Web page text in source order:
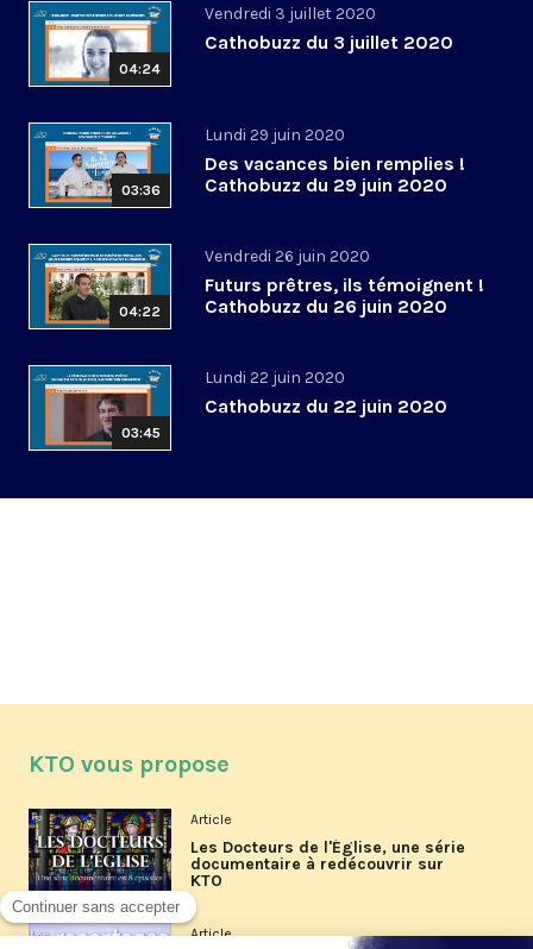
04:24
Vendredi 3 juillet 2020
Cathobuzz du 3 juillet 2020
03:36
Lundi 29 juin 2020
Des vacances bien remplies !
Cathobuzz du 29 juin 2020
04:22
Vendredi 26 juin 2020
Futurs prêtres, ils témoignent !
Cathobuzz du 26 juin 2020
03:45
Lundi 22 juin 2020
Cathobuzz du 22 juin 2020
KTO vous propose
Article
Les Docteurs de l'Église, une série
documentaire à redécouvrir sur
KTO
Article